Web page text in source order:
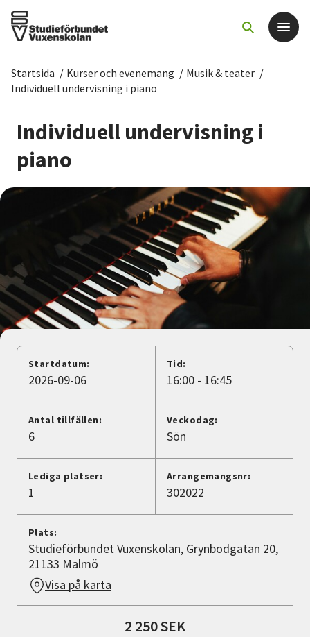
Det här gör vi
För dig som
Sök kurser och evenemang
Starta studiecirkel
Cirkelledare
Nyheter
Avdelningar
Lyssna
Startsida / Kurser och evenemang / Musik & teater /
Individuell undervisning i piano
Individuell undervisning i
piano
Startdatum:
2026-09-06
Tid:
16:00 - 16:45
Antal tillfällen:
6
Veckodag:
Sön
Lediga platser:
1
Arrangemangsnr:
302022
Plats:
Studieförbundet Vuxenskolan, Grynbodgatan 20,
21133 Malmö
Visa på karta
2 250 SEK